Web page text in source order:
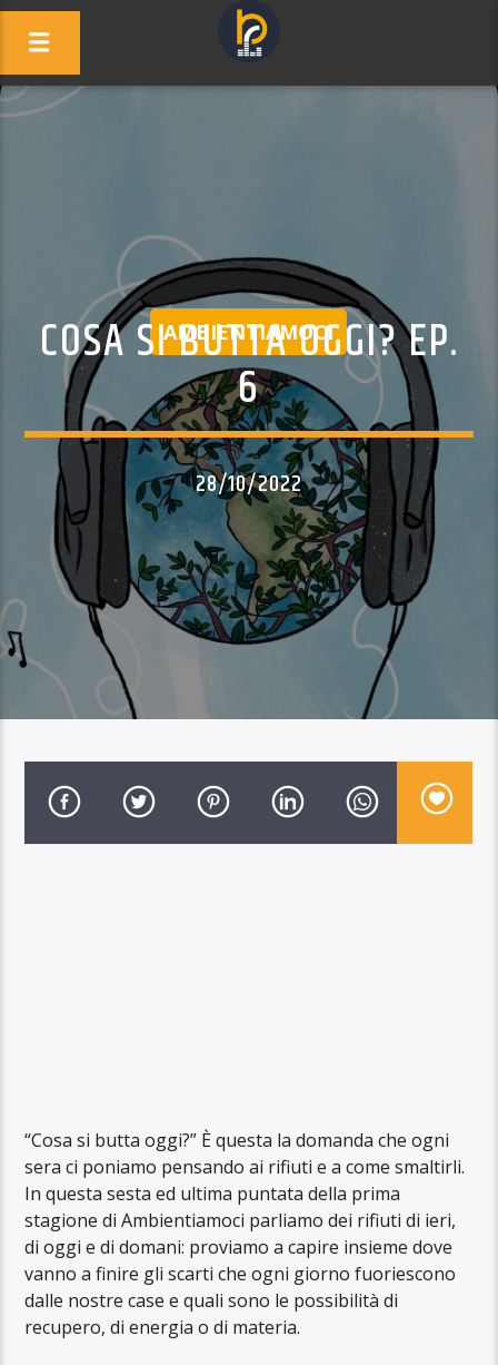
AMBIENTIAMOCI
COSA SI BUTTA OGGI? EP.
6
28/10/2022
“Cosa si butta oggi?” È questa la domanda che ogni
sera ci poniamo pensando ai rifiuti e a come smaltirli.
In questa sesta ed ultima puntata della prima
stagione di Ambientiamoci parliamo dei rifiuti di ieri,
di oggi e di domani: proviamo a capire insieme dove
vanno a finire gli scarti che ogni giorno fuoriescono
dalle nostre case e quali sono le possibilità di
recupero, di energia o di materia.